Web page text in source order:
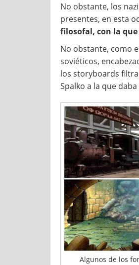
No obstante, los
presentes, en esta
filosofal, con la
No obstante, como
soviéticos,
los storyboards
Spalko a la que
Algunos de los